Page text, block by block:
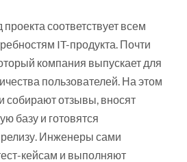
соответствует всем
IT-продукта. Почти
компания выпускает для
пользователей. На этом
собирают отзывы, вносят
базу и готовятся
Инженеры сами
кейсам и выполняют